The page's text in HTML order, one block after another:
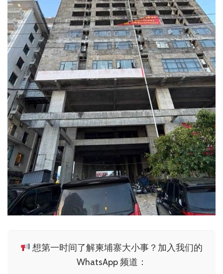
想第一时间了解柬埔寨大小事？加入我们的
WhatsApp 频道：